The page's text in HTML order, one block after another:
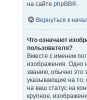
на сайте phpBB®.
Вернуться к
Что означают
пользователя?
Вместе с именем
изображения. Одно
званию, обычно это
указывающие на то,
на ваш статус на
крупное,